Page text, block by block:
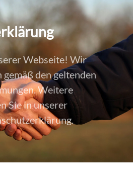
Webseite! Wir
den geltenden
Weitere
Sie in unserer